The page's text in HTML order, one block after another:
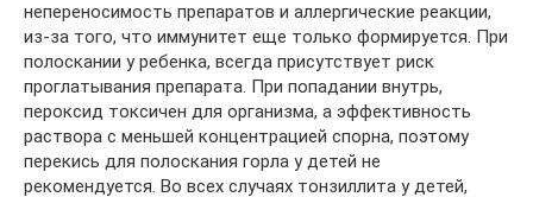
непереносимость препаратов и аллергические реакции,
из-за того, что иммунитет еще только формируется. При
полоскании у ребенка, всегда присутствует риск
проглатывания препарата. При попадании внутрь,
пероксид токсичен для организма, а эффективность
раствора с меньшей концентрацией спорна, поэтому
перекись для полоскания горла у детей не
рекомендуется. Во всех случаях тонзиллита у детей,